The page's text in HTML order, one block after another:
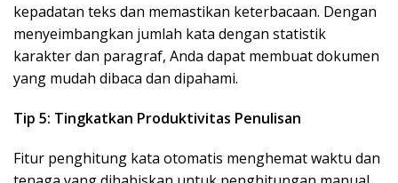
kepadatan teks dan memastikan keterbacaan. Dengan
menyeimbangkan jumlah kata dengan statistik
karakter dan paragraf, Anda dapat membuat dokumen
yang mudah dibaca dan dipahami.
Tip 5: Tingkatkan Produktivitas Penulisan
Fitur penghitung kata otomatis menghemat waktu dan